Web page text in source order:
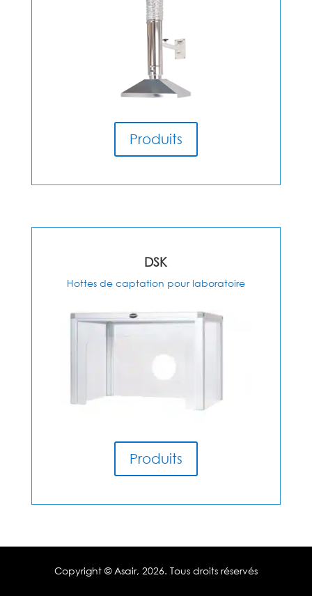
Produits
DSK
Hottes de captation pour laboratoire
Produits
Copyright © Asair, 2026. Tous droits réservés